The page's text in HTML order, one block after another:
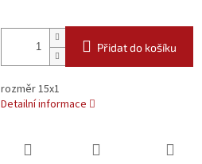
Přidat do košíku
rozměr 15x1
Detailní informace